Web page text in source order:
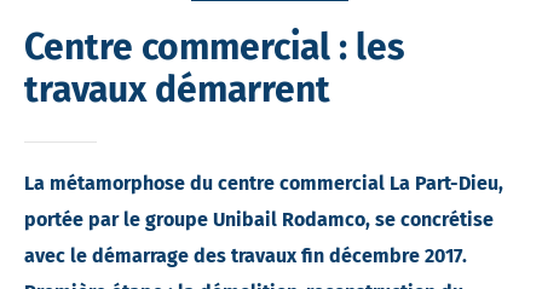
Centre commercial : les
travaux démarrent
La métamorphose du centre commercial La Part-Dieu,
portée par le groupe Unibail Rodamco, se concrétise
avec le démarrage des travaux fin décembre 2017.